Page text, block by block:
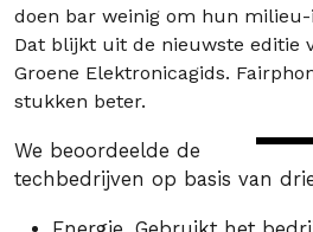
doen bar weinig om hun
Dat blijkt uit de nieuwste editie
Groene Elektronicagids.
stukken beter.
We beoordeelde de
techbedrijven op basis van